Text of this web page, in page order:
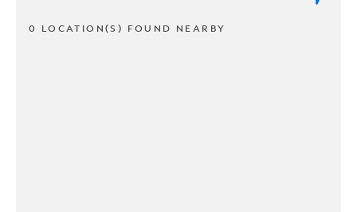
0 LOCATION(S) FOUND NEARBY